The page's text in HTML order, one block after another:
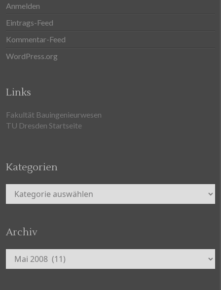
Anmelden
Eintrags-Feed
Kommentar-Feed
WordPress.org
Links
Fakultät Bauingenieurwesen
TU Dresden Startseite
Kategorien
Kategorien
Archiv
Archiv